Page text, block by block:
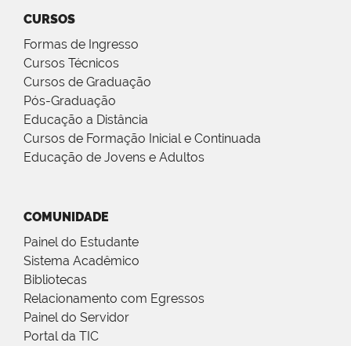
CURSOS
Formas de Ingresso
Cursos Técnicos
Cursos de Graduação
Pós-Graduação
Educação a Distância
Cursos de Formação Inicial e Continuada
Educação de Jovens e Adultos
COMUNIDADE
Painel do Estudante
Sistema Acadêmico
Bibliotecas
Relacionamento com Egressos
Painel do Servidor
Portal da TIC